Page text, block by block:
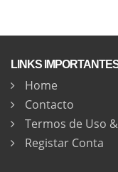
LINKS
Home
Contacto
Termos de Uso
Registar Conta